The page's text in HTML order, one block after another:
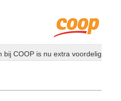
bij COOP is nu extra voordelig